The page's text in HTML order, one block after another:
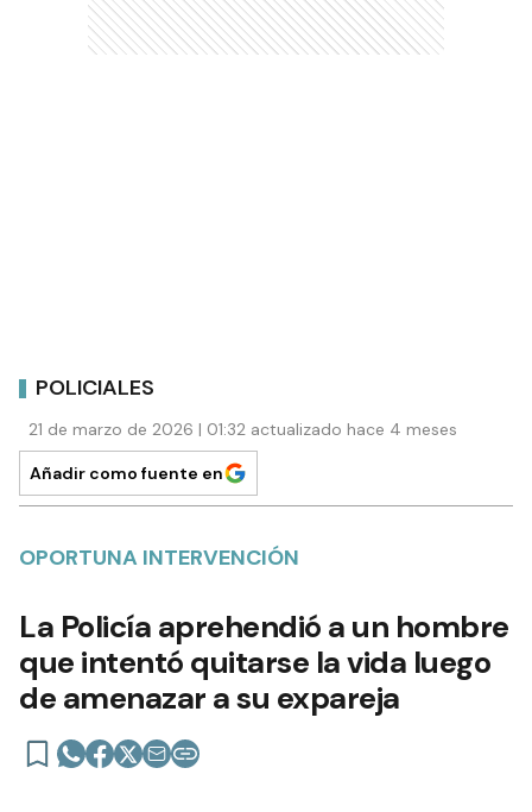
POLICIALES
21 de marzo de 2026 | 01:32 actualizado hace 4 meses
Añadir como fuente en
OPORTUNA INTERVENCIÓN
La Policía aprehendió a un hombre
que intentó quitarse la vida luego
de amenazar a su expareja